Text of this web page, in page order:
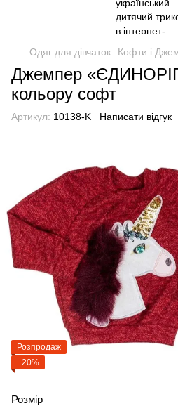
Одяг для дівчаток Кофти і
Джемпер
кольору софт
Артикул: 10138-K Написати відгук
Розпродаж
−20%
Розмір